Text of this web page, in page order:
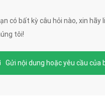
có bất kỳ câu hỏi nào, xin hãy
tôi!
Gửi nội dung hoặc yêu cầu của